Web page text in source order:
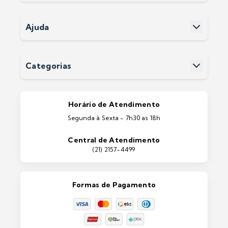
Termos e Condições
Ajuda
Entrega
Categorias
Portas e Janelas
Máquinas e Equipamentos
Lixeiras e Contentores
Horário de Atendimento
Segunda à Sexta - 7h30 as 18h
Central de Atendimento
(21) 2157-4499
Formas de Pagamento